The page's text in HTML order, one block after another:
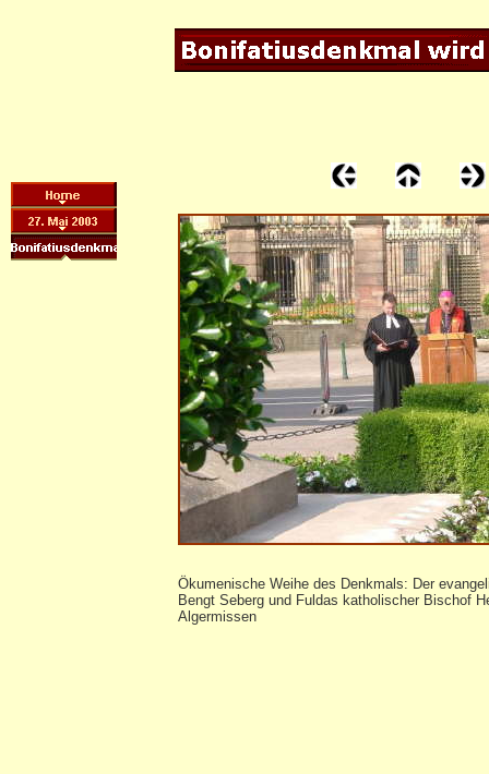
Ökumenische Weihe des Denkmals: Der
Bengt Seberg und Fuldas katholischer Bischof
Algermissen